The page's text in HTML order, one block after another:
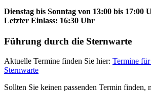
Dienstag bis Sonntag von 13:00 bis 17:00
Letzter Einlass: 16:30 Uhr
Führung durch die Sternwarte
Aktuelle Termine finden Sie hier: Termine
Sternwarte
Sollten Sie keinen passenden Termin finden,